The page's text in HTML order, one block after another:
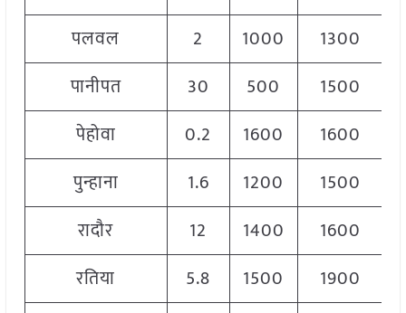
पलवल
2 1000 1300
पानीपत
30 500 1500
पेहोवा
0.2 1600 1600
पुन्हाना
1.6 1200 1500
रादौर
12 1400 1600
रतिया
5.8 1500 1900